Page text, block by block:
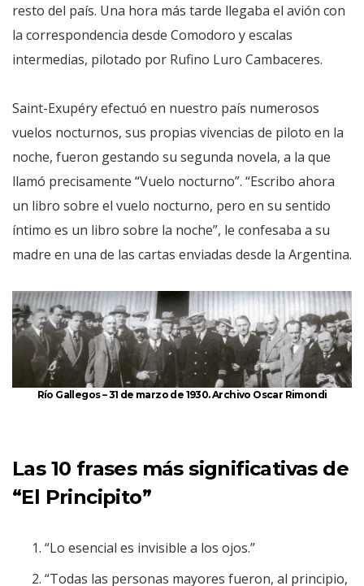
resto del país. Una hora más tarde llegaba el avión con
la correspondencia desde Comodoro y escalas
intermedias, pilotado por Rufino Luro Cambaceres.
Saint-Exupéry efectuó en nuestro país numerosos
vuelos nocturnos, sus propias vivencias de piloto en la
noche, fueron gestando su segunda novela, a la que
llamó precisamente “Vuelo nocturno”. “Escribo ahora
un libro sobre el vuelo nocturno, pero en su sentido
íntimo es un libro sobre la noche”, le confesaba a su
madre en una de las cartas enviadas desde la Argentina.
Río Gallegos – 31 de marzo de 1930. Archivo Oscar Rimondi
Las 10 frases más significativas de
“El Principito”
“Lo esencial es invisible a los ojos.”
“Todas las personas mayores fueron, al principio,